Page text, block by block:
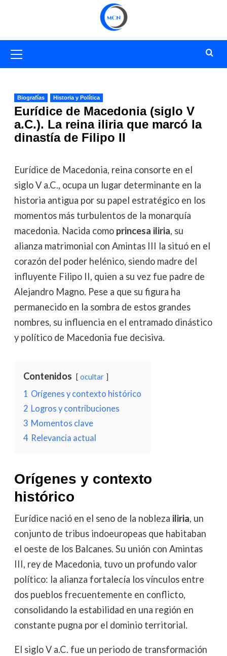
primario
Biografías Historia y Política
Eurídice de Macedonia (siglo V
a.C.). La reina iliria que marcó la
dinastía de Filipo II
Eurídice de Macedonia, reina consorte en el
siglo V a.C., ocupa un lugar determinante en la
historia antigua por su papel estratégico en los
momentos más turbulentos de la monarquía
macedonia. Nacida como princesa iliria, su
alianza matrimonial con Amintas III la situó en el
corazón del poder helénico, siendo madre del
influyente Filipo II, quien a su vez fue padre de
Alejandro Magno. Pese a que su figura ha
permanecido en la sombra de estos grandes
nombres, su influencia en el entramado dinástico
y político de Macedonia fue decisiva.
Contenidos ocultar
1 Orígenes y contexto histórico
2 Logros y contribuciones
3 Momentos clave
4 Relevancia actual
Orígenes y contexto
histórico
Eurídice nació en el seno de la nobleza iliria, un
conjunto de tribus indoeuropeas que habitaban
el oeste de los Balcanes. Su unión con Amintas
III, rey de Macedonia, tuvo un profundo valor
político: la alianza fortalecía los vínculos entre
dos pueblos frecuentemente en conflicto,
consolidando la estabilidad en una región en
constante pugna por el dominio territorial.
El siglo V a.C. fue un periodo de transformación